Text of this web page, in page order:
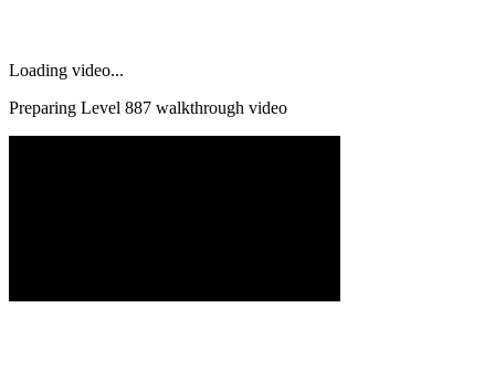
Loading video...
Preparing Level 887 walkthrough video